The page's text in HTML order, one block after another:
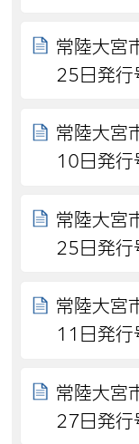
常陸大宮
25日発行
常陸大宮
10日発行
常陸大宮
25日発行
常陸大宮
11日発行
常陸大宮
27日発行